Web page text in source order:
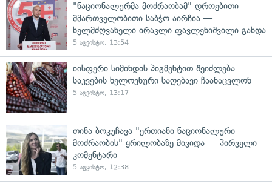
"ნაციონალურმა მოძრაობამ" დროებითი
მმართველობითი საბჭო აირჩია —
ხელმძღვანელი ირაკლი ფავლენიშვილი გახდა
5 აგვისტო, 13:54
იისფერი სიმინდის პიგმენტით შეიძლება
საკვების ხელოვნური საღებავი ჩაანაცვლონ
5 აგვისტო, 13:17
თინა ბოკუჩავა "ერთიანი ნაციონალური
მოძრაობის" ყრილობაზე მივიდა — პირველი
კომენტარი
5 აგვისტო, 12:38